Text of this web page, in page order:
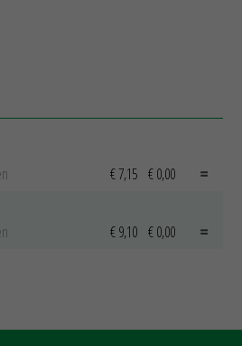
€ 7,15 € 0,00
€ 9,10 € 0,00